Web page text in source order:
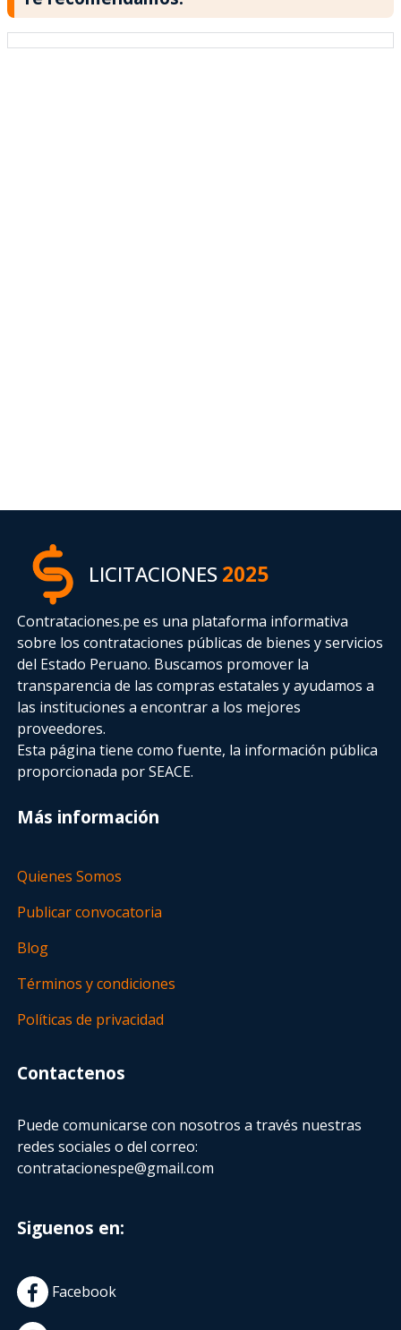
LICITACIONES2025
Contrataciones.pe es una plataforma informativa
sobre los contrataciones públicas de bienes y servicios
del Estado Peruano. Buscamos promover la
transparencia de las compras estatalesy ayudamos a
las instituciones a encontrar a los mejores
proveedores.
Esta página tiene como fuente, la información pública
proporcionada por SEACE.
Más información
Quienes Somos
Publicar convocatoria
Blog
Términos y condiciones
Políticas de privacidad
Contactenos
Puede comunicarse con nosotros a través nuestras
redes sociales o del correo:
contratacionespe@gmail.com
Siguenos en:
Facebook